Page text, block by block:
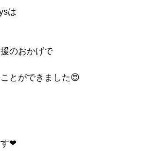
は
のおかげで
とができました😍
す❤